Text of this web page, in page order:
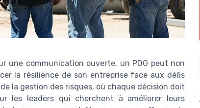
une communication ouverte, un PDG peut non
la résilience de son entreprise face aux défis
la gestion des risques, où chaque décision doit
les leaders qui cherchent à améliorer leurs